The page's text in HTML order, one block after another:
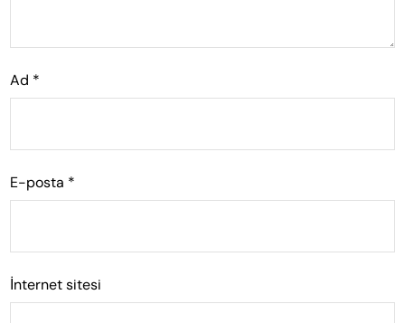
Ad *
E-posta *
İnternet sitesi